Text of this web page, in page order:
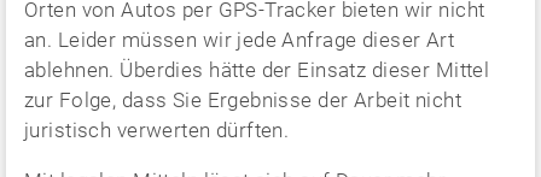
Orten von Autos per GPS-Tracker bieten wir nicht
an. Leider müssen wir jede Anfrage dieser Art
ablehnen. Überdies hätte der Einsatz dieser Mittel
zur Folge, dass Sie Ergebnisse der Arbeit nicht
juristisch verwerten dürften.